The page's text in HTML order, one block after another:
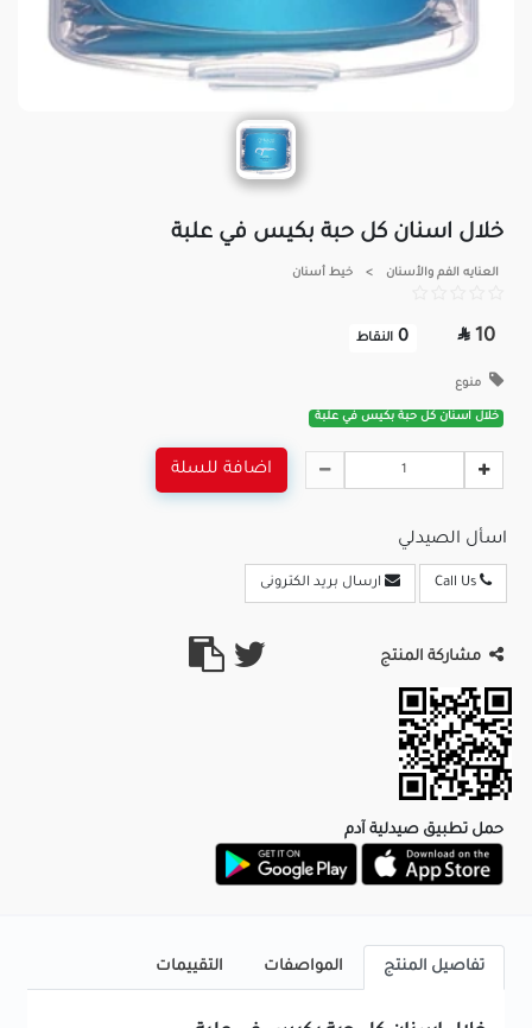
خلال اسنان كل حبة بكيس في علبة
العنايه الفم والأسنان > خيط أسنان
10

0 النقاط
منوع
خلال اسنان كل حبة بكيس في علبة
اضافة للسلة
اسأل الصيدلي
ارسال بريد الكترونى
مشاركة المنتج
حمل تطبيق صيدلية آدم
تفاصيل المنتج المواصفات التقييمات